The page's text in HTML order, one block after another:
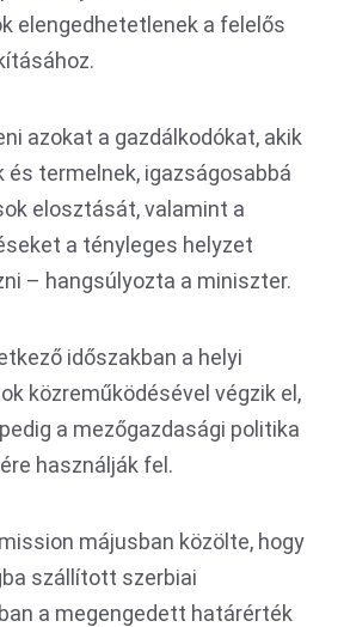
elengedhetetlenek a felelős
azokat a gazdálkodókat, akik
és termelnek, igazságosabbá
elosztását, valamint a
a tényleges helyzet
– hangsúlyozta a miniszter.
időszakban a helyi
közreműködésével végzik el,
a mezőgazdasági politika
használják fel.
májusban közölte, hogy
szállított szerbiai
a megengedett határérték